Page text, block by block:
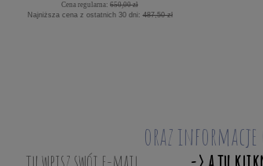
Cena regularna: 650,00 zł
Najniższa cena z ostatnich 30 dni:487,50 zł
oraz informacje